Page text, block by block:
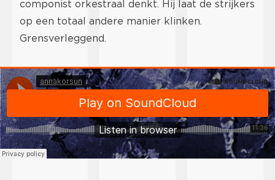
componist orkestraal denkt. Hij laat de strijkers
op een totaal andere manier klinken.
Grensverleggend.